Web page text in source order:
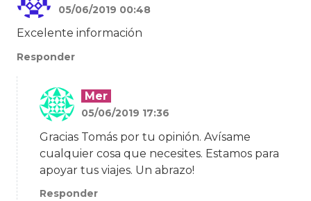
05/06/2019 00:48
Excelente información
Responder
Mer
05/06/2019 17:36
Gracias Tomás por tu opinión. Avísame
cualquier cosa que necesites. Estamos para
apoyar tus viajes. Un abrazo!
Responder